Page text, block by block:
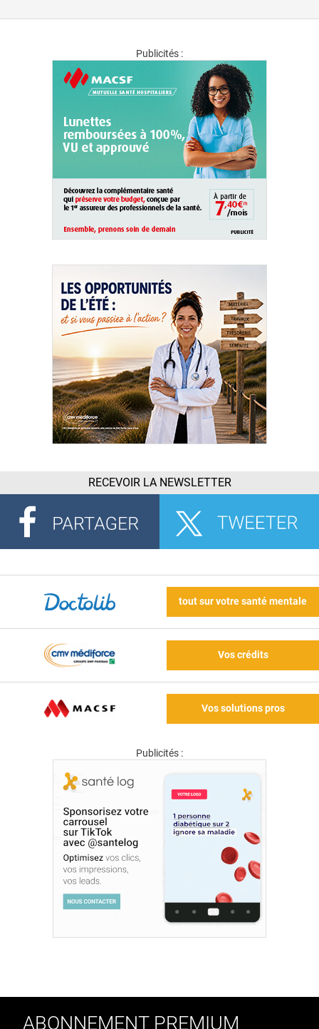
Publicités :
RECEVOIR LA NEWSLETTER
tout sur votre santé mentale
Vos crédits
Vos solutions pros
Publicités :
ABONNEMENT PREMIUM